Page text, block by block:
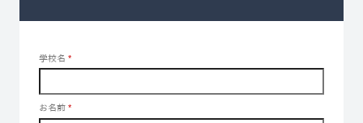
学校名 *
お名前 *